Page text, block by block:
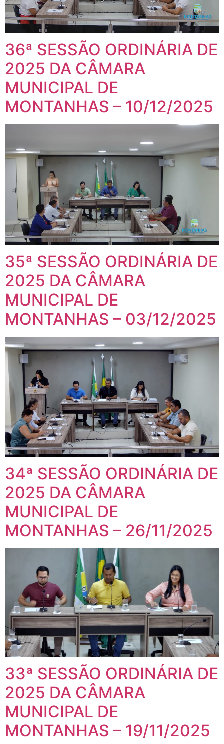
36ª SESSÃO ORDINÁRIA DE
2025 DA CÂMARA
MUNICIPAL DE
MONTANHAS – 10/12/2025
35ª SESSÃO ORDINÁRIA DE
2025 DA CÂMARA
MUNICIPAL DE
MONTANHAS – 03/12/2025
34ª SESSÃO ORDINÁRIA DE
2025 DA CÂMARA
MUNICIPAL DE
MONTANHAS – 26/11/2025
33ª SESSÃO ORDINÁRIA DE
2025 DA CÂMARA
MUNICIPAL DE
MONTANHAS – 19/11/2025